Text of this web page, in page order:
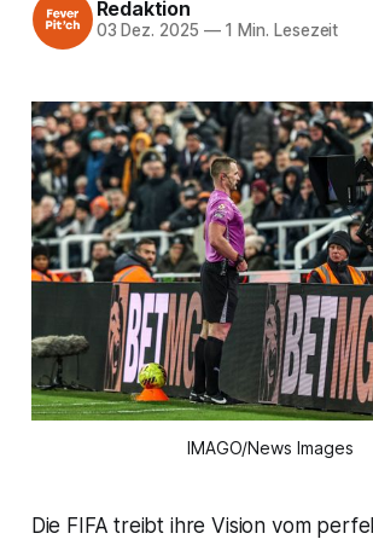
Redaktion
03 Dez. 2025 —1 Min. Lesezeit
IMAGO/News Images
Die FIFA treibt ihre Vision vom